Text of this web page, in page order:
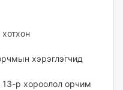
хэрэглэгчид
13-р хороолол орчим